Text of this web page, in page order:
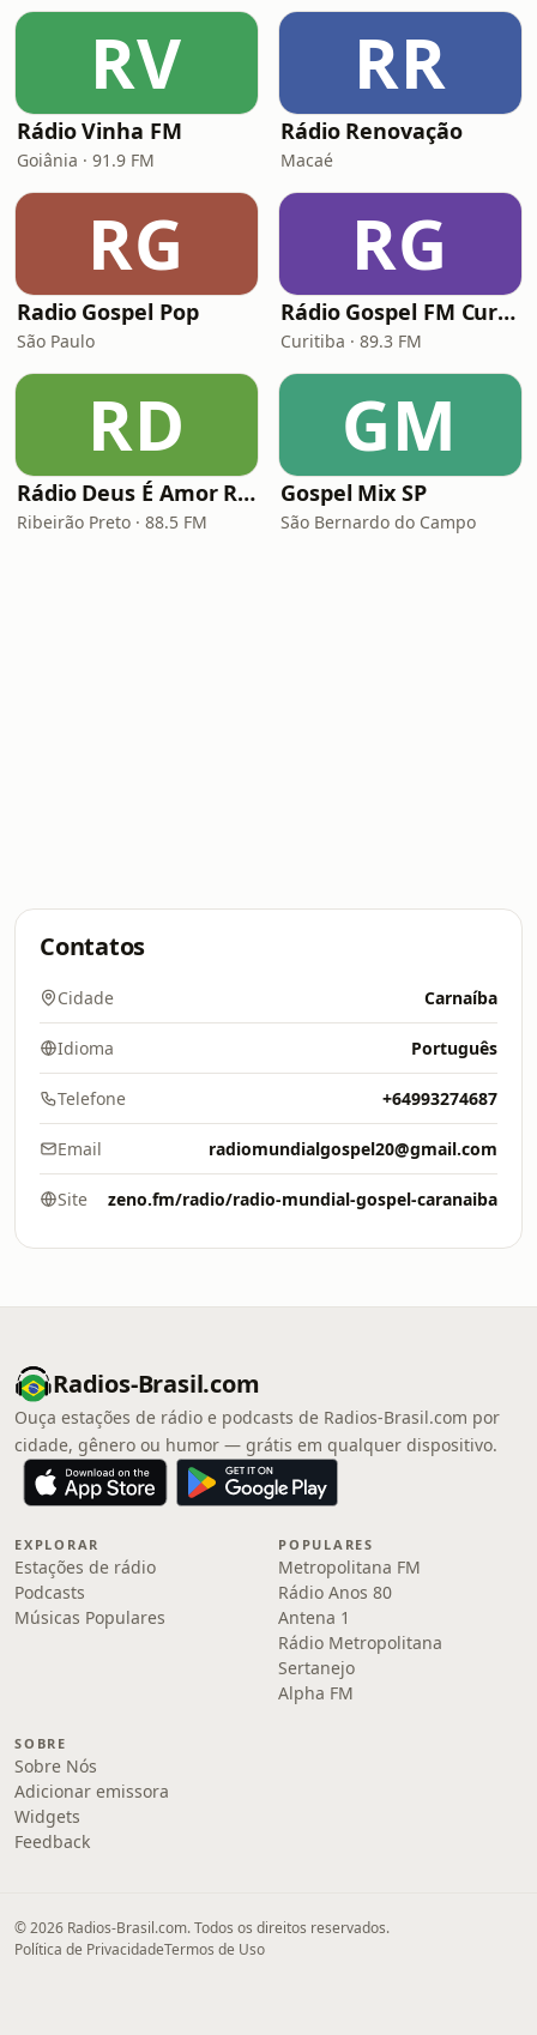
RV
Rádio Vinha FM
Goiânia · 91.9 FM
RR
Rádio Renovação
Macaé
RG
Radio Gospel Pop
São Paulo
RG
Rádio Gospel FM Curitiba
Curitiba · 89.3 FM
RD
Rádio Deus É Amor Ribeirão Preto
Ribeirão Preto · 88.5 FM
GM
Gospel Mix SP
São Bernardo do Campo
Contatos
Cidade Carnaíba
Idioma Português
Telefone +64993274687
Email radiomundialgospel20@gmail.com
Site zeno.fm/radio/radio-mundial-gospel-caranaiba
Radios-Brasil.com
Ouça estações de rádio e podcasts de Radios-Brasil.com por
cidade, gênero ou humor — grátis em qualquer dispositivo.
EXPLORAR
Estações de rádio
Podcasts
Músicas Populares
POPULARES
Metropolitana FM
Rádio Anos 80
Antena 1
Rádio Metropolitana
Sertanejo
Alpha FM
SOBRE
Sobre Nós
Adicionar emissora
Widgets
Feedback
© 2026 Radios-Brasil.com. Todos os direitos reservados.
Política de PrivacidadeTermos de Uso